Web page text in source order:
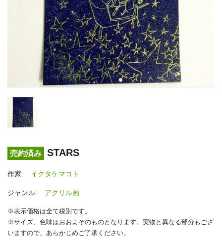
売約済み STARS
作家: イクタケマコト
ジャンル: アクリル画
※表示価格は全て税別です。
※サイズ、色味はおおよそのものとなります。実物と異なる部分もござ
いますので、あらかじめご了承ください。